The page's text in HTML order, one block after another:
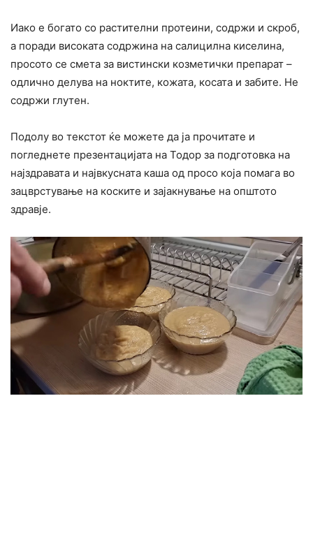
Иако е богато со растителни протеини, содржи и скроб,
а поради високата содржина на caлицилна киceлина,
просото се смета за вистински козметички препарат –
одлично делува на ноктите, кожата, косата и забите. Не
содржи глутен.
Подолу во текстот ќе можете да ја прочитате и
погледнете презентацијата на Тодор за подготовка на
најздравата и највкусната каша од просо која помага во
зацврстување на коските и зајакнување на општото
здравје.